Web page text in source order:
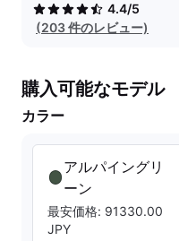
4.4/5
(203 件のレビュー)
購入可能なモデル
カラー
アルパイングリ
ーン
最安価格: 91330.00
JPY